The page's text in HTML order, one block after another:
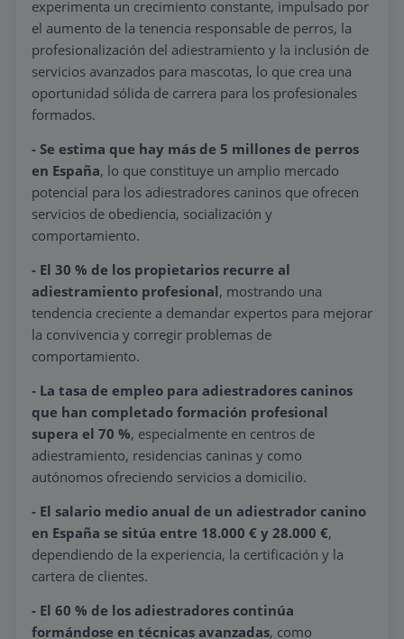
experimenta un crecimiento constante, impulsado por
el aumento de la tenencia responsable de perros, la
profesionalización del adiestramiento y la inclusión de
servicios avanzados para mascotas, lo que crea una
oportunidad sólida de carrera para los profesionales
formados.
- Se estima que hay más de 5 millones de perros
en España, lo que constituye un amplio mercado
potencial para los adiestradores caninos que ofrecen
servicios de obediencia, socialización y
comportamiento.
- El 30 % de los propietarios recurre al
adiestramiento profesional, mostrando una
tendencia creciente a demandar expertos para mejorar
la convivencia y corregir problemas de
comportamiento.
- La tasa de empleo para adiestradores caninos
que han completado formación profesional
supera el 70 %, especialmente en centros de
adiestramiento, residencias caninas y como
autónomos ofreciendo servicios a domicilio.
- El salario medio anual de un adiestrador canino
en España se sitúa entre 18.000 € y 28.000 €,
dependiendo de la experiencia, la certificación y la
cartera de clientes.
- El 60 % de los adiestradores continúa
formándose en técnicas avanzadas, como